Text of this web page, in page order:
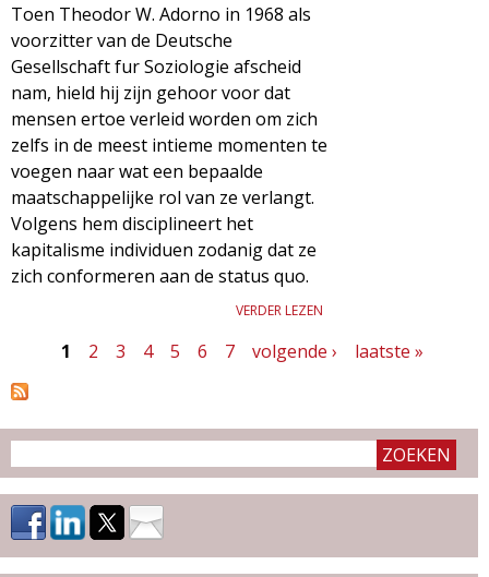
Toen Theodor W. Adorno in 1968 als
voorzitter van de Deutsche
Gesellschaft fur Soziologie afscheid
nam, hield hij zijn gehoor voor dat
mensen ertoe verleid worden om zich
zelfs in de meest intieme momenten te
voegen naar wat een bepaalde
maatschappelijke rol van ze verlangt.
Volgens hem disciplineert het
kapitalisme individuen zodanig dat ze
zich conformeren aan de status quo.
VERDER LEZEN
a
g
i
n
a
1 2 3 4 5 6 7 volgende › laatste »